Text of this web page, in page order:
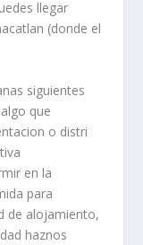
llegar
(donde el
siguientes
que
o distri
en la
para
de alojamiento,
haznos